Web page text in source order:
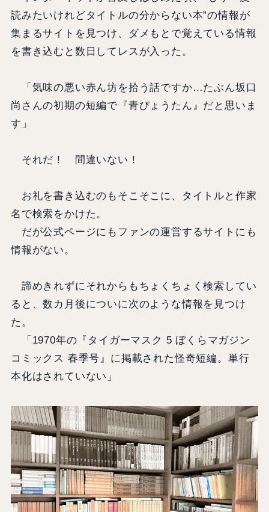
読みたいけれどタイトルの分からない本”の情報が
集まるサイトを見つけ、ダメもとで覚えている情報
を書き込むと数日してレスが入った。
「気味の悪い赤ん坊を拾う話ですか…たぶん坂口
尚さんの初期の短編で『青びょうたん』だと思いま
す」
それだ！ 間違いない！
お礼を書き込むのもそこそこに、タイトルと作家
名で検索をかけた。
だが公式ページにもファンの運営するサイトにも
情報がない。
諦めきれずにそれからもちょくちょく検索してい
ると、数カ月後についに次のような情報を見つけ
た。
「1970年の『タイガーマスク 5 ぼくらマガジン
コミックス 春季号』に掲載された怪奇短編。単行
本化はされていない」